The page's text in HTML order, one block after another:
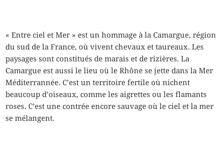
« Entre ciel et Mer » est un hommage à la Camargue, région
du sud de la France, où vivent chevaux et taureaux. Les
paysages sont constitués de marais et de rizières. La
Camargue est aussi le lieu où le Rhône se jette dans la Mer
Méditerrannée. C’est un territoire fertile où nichent
beaucoup d’oiseaux, comme les aigrettes ou les flamants
roses. C’est une contrée encore sauvage où le ciel et la mer
se mélangent.